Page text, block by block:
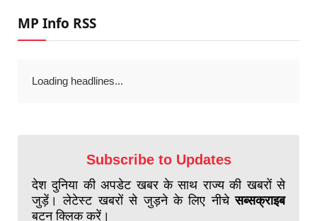
MP Info RSS
Loading headlines...
Subscribe to Updates
देश दुनिया की अपडेट खबर के साथ राज्य की खबरों से
जुड़ें। लेटेस्ट खबरों से जुड़ने के लिए नीचेसब्सक्राइब
बटन क्लिक करें।